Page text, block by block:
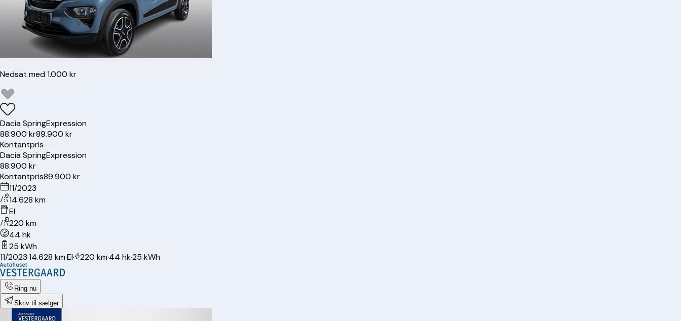
Nedsat med 1.000 kr
DaciaSpringExpression
88.900 kr89.900 kr
Kontantpris
DaciaSpringExpression
88.900 kr
Kontantpris89.900 kr
11/2023
14.628 km
El
220 km
44 hk
25 kWh
11/2023·14.628 km·El· 220 km·44 hk·25 kWh
Ring nu
Skriv til sælger